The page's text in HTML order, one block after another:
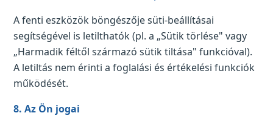
A fenti eszközök böngészője süti-beállításai
segítségével is letilthatók (pl. a „Sütik törlése" vagy
„Harmadik féltől származó sütik tiltása" funkcióval).
A letiltás nem érinti a foglalási és értékelési funkciók
működését.
8. Az Ön jogai